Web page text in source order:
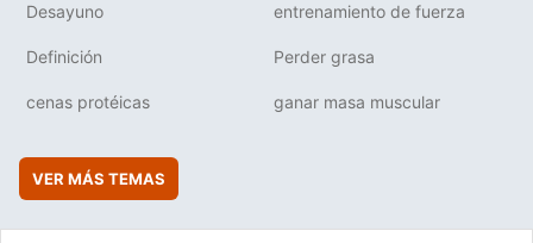
Desayuno entrenamiento de fuerza
Definición Perder grasa
cenas protéicas ganar masa muscular
VER MÁS TEMAS